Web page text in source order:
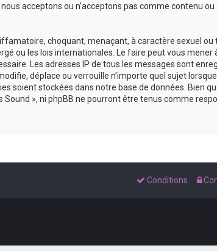
acceptons ou n’acceptons pas comme contenu
choquant, menaçant, à caractère sexuel
ou les lois internationales. Le faire peut vous
Les adresses IP de tous les messages sont
déplace ou verrouille n’importe quel sujet
soient stockées dans notre base de données. Bien
», ni phpBB ne pourront être tenus comme
Conditions